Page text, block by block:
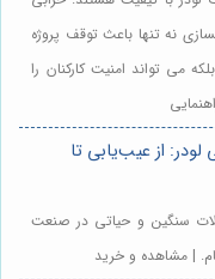
نه تنها باعث توقف پروژه
می تواند امنیت کارکنان را
از عیب‌یابی تا
سنگین و حیاتی در صنعت
| مشاهده و خرید